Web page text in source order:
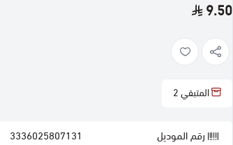
9.50
المتبقي2
رقم الموديل 3336025807131